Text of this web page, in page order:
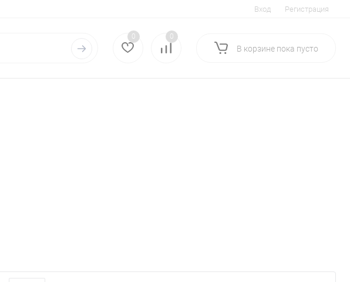
Вход Регистрация
0 0
В корзине пока пусто